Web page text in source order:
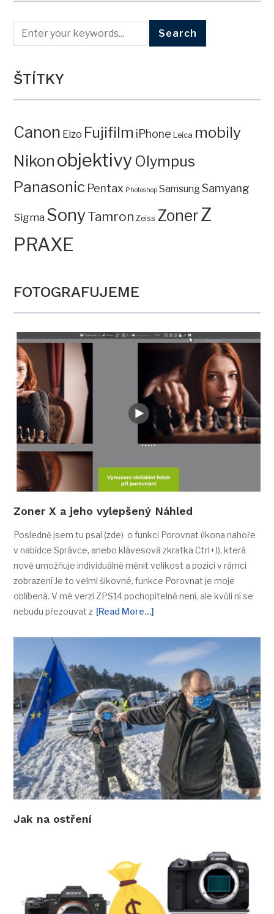
ŠTÍTKY
Canon Eizo Fujifilm iPhone Leica mobily
Nikon objektivy Olympus
Panasonic Pentax Photoshop SamsungSamyang
Sigma SonyTamron Zeiss ZonerZ
PRAXE
FOTOGRAFUJEME
Zoner X a jeho vylepšený Náhled
Posledně jsem tu psal (zde) o funkci Porovnat (ikona nahoře
v nabídce Správce, anebo klávesová zkratka Ctrl+J), která
nově umožňuje individuálně měnit velikost a pozici v rámci
zobrazení Je to velmi šikovné, funkce Porovnat je moje
oblíbená. V mé verzi ZPS14 pochopitelně není, ale kvůli ní se
nebudu přezouvat z [Read More…]
Jak na ostření